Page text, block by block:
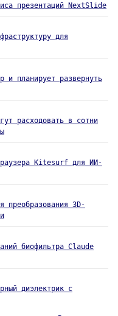
презентаций NextSlide
для
планирует развернуть
расходовать в сотни
Kitesurf для ИИ-
3D-
биофильтра Claude
диэлектрик с